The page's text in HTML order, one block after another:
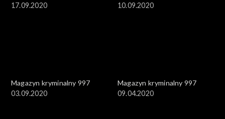
17.09.2020
10.09.2020
Magazyn kryminalny 997
03.09.2020
Magazyn kryminalny 997
09.04.2020